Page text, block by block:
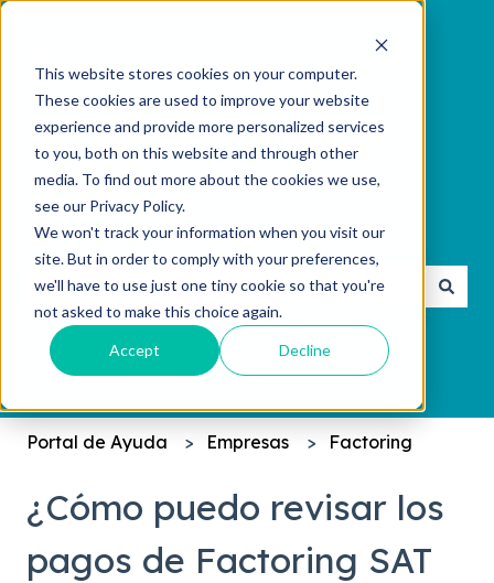
This website stores cookies on your computer.
These cookies are used to improve your website
experience and provide more personalized services
to you, both on this website and through other
media. To find out more about the cookies we use,
see our Privacy Policy.
We won't track your information when you visit our
site. But in order to comply with your preferences,
we'll have to use just one tiny cookie so that you're
not asked to make this choice again.
Accept Decline
¿Cómo podemos ayudarte?
No hay sugerencias porque el campo de
Portal de Ayuda Empresas Factoring
¿Cómo puedo revisar los
pagos de Factoring SAT